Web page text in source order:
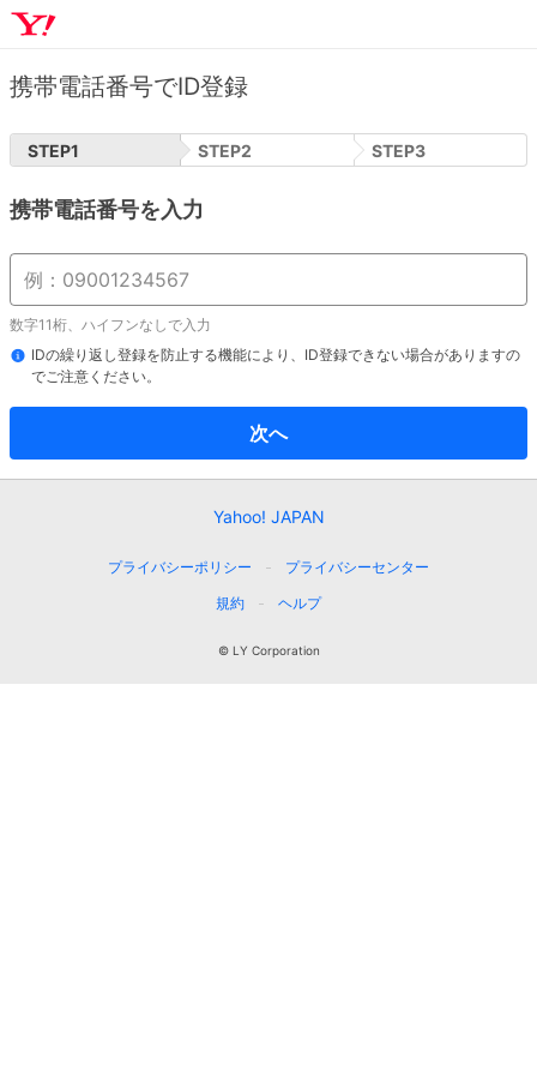
携帯電話番号でID登録
STEP1 STEP2 STEP3
携帯電話番号を入力
数字11桁、ハイフンなしで入力
IDの繰り返し登録を防止する機能により、ID登録できない場合がありますの
でご注意ください。
次へ
Yahoo! JAPAN
プライバシーポリシー
プライバシーセンター
規約
ヘルプ
© LY Corporation